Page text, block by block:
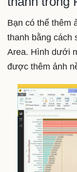
Bạn có thể thêm
thanh bằng cách
Area. Hình dưới
được thêm ảnh